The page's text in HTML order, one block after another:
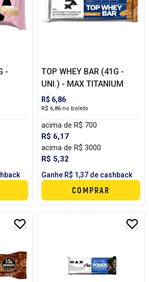
-
TOP WHEY BAR (41G -
UNI.) - MAX TITANIUM
R$ 6,86
R$ 6,86 no boleto
acima de R$ 700
R$ 6,17
acima de R$ 3000
R$ 5,32
Ganhe R$ 1,37 de cashback
COMPRAR